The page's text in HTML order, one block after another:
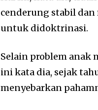
cenderung stabil
untuk didoktrinasi.
Selain problem anak
ini kata dia, sejak
menyebarkan